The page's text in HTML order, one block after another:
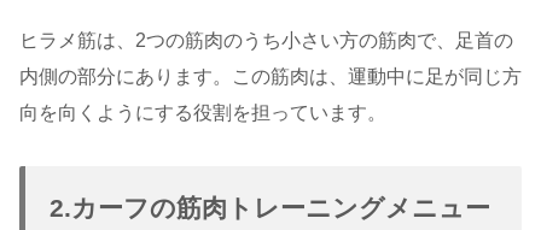
ヒラメ筋は、2つの筋肉のうち小さい方の筋肉で、足首の
内側の部分にあります。この筋肉は、運動中に足が同じ方
向を向くようにする役割を担っています。
2.カーフの筋肉トレーニングメニュー